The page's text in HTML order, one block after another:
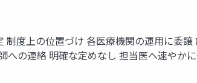
制度上の位置づけ 各医療機関の運用に委
の連絡 明確な定めなし 担当医へ速やか